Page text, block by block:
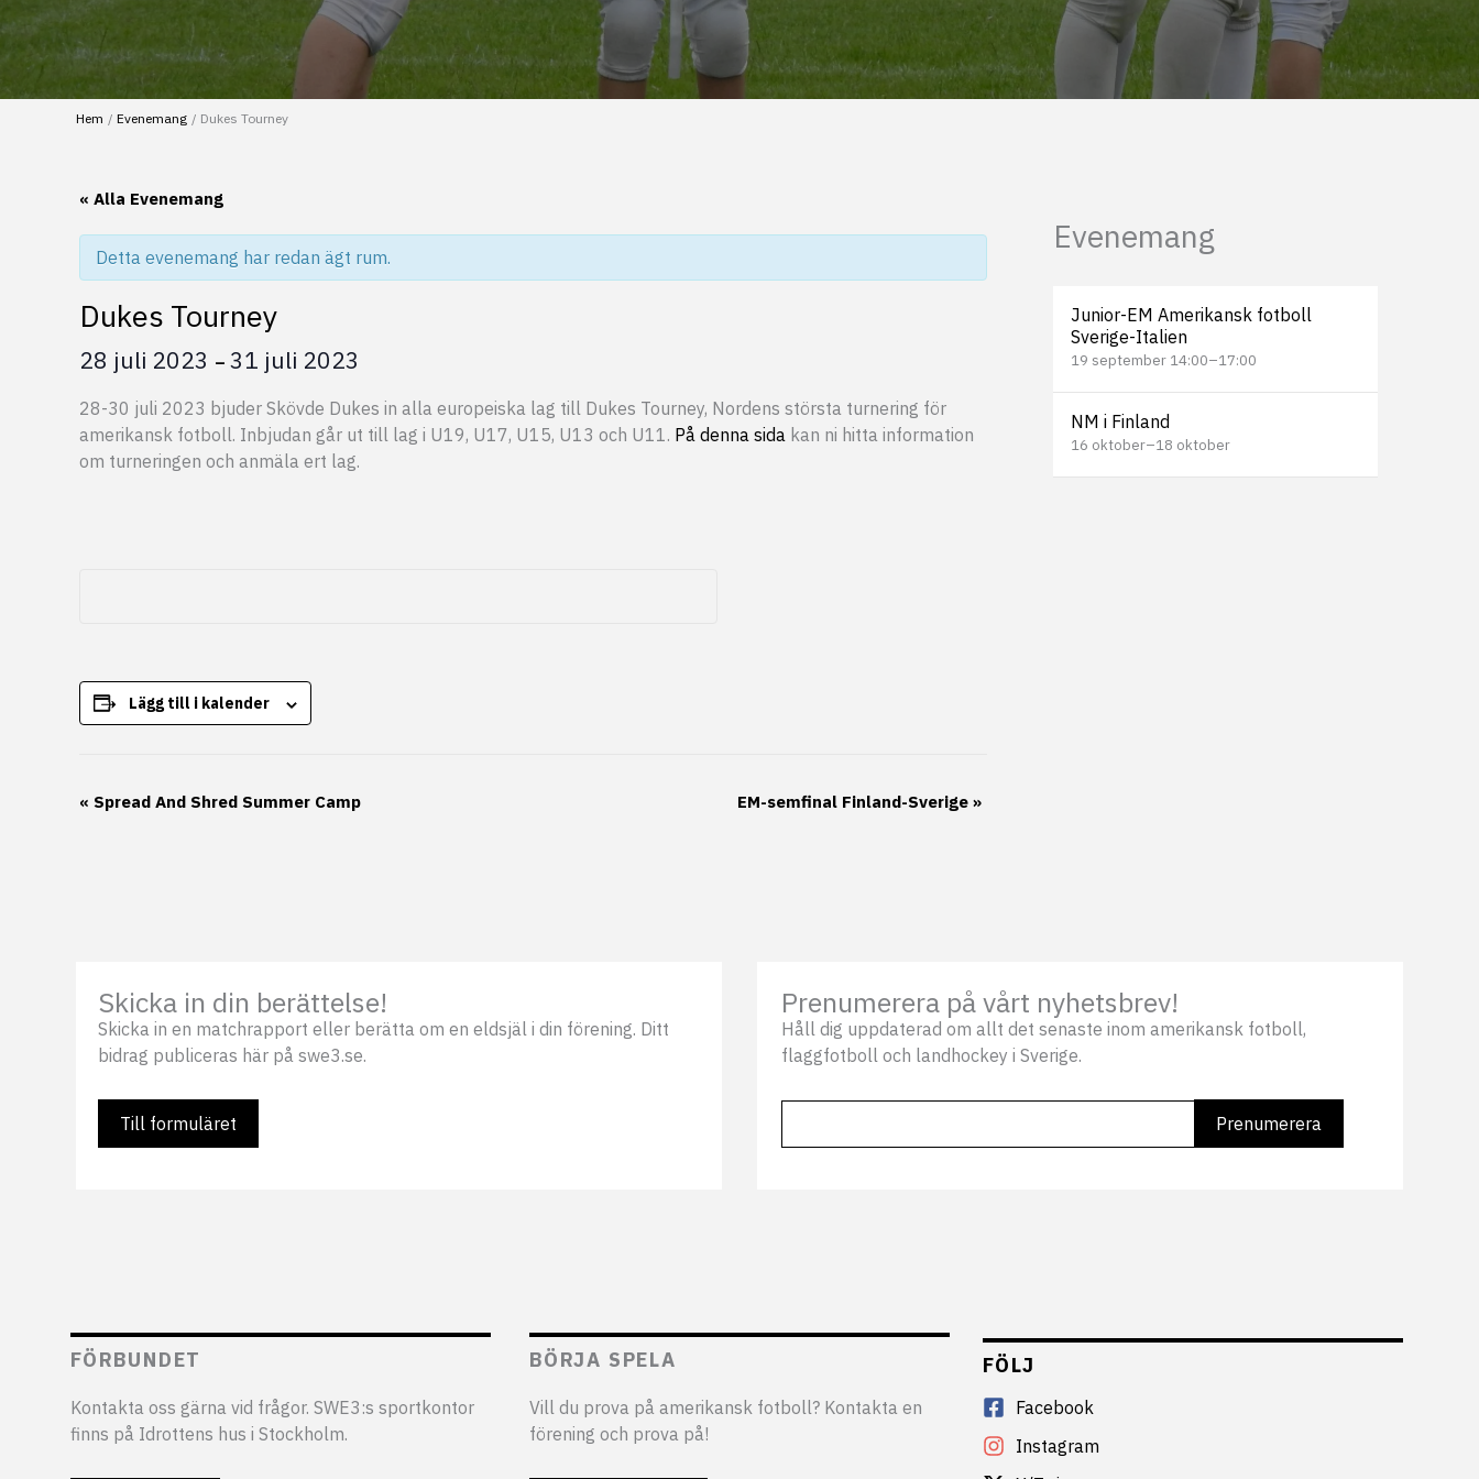
Hem Evenemang Dukes Tourney
« Alla Evenemang
Detta evenemang har redan ägt rum.
Dukes Tourney
28 juli 2023 – 31 juli 2023
28-30 juli 2023 bjuder Skövde Dukes in alla europeiska lag till Dukes Tourney, Nordens största turnering för
amerikansk fotboll. Inbjudan går ut till lag i U19, U17, U15, U13 och U11. På denna sida kan ni hitta information
om turneringen och anmäla ert lag.
Lägg till i kalender
Evenemang-
« Spread And Shred Summer Camp EM-semfinal Finland-Sverige »
Evenemang
Junior-EM Amerikansk fotboll
Sverige-Italien
19 september 14:00–17:00
NM i Finland
16 oktober–18 oktober
Skicka in din berättelse!
Skicka in en matchrapport eller berätta om en eldsjäl i din förening. Ditt
bidrag publiceras här på swe3.se.
Till formuläret
Prenumerera på vårt nyhetsbrev!
Håll dig uppdaterad om allt det senaste inom amerikansk fotboll,
flaggfotboll och landhockey i Sverige.
FÖRBUNDET
Kontakta oss gärna vid frågor. SWE3:s sportkontor
finns på Idrottens hus i Stockholm.
BÖRJA SPELA
Vill du prova på amerikansk fotboll? Kontakta en
förening och prova på!
FÖLJ
Facebook
Instagram